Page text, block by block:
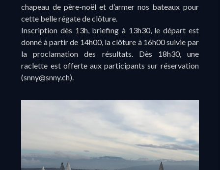
chapeau de père-noël et d’armer nos bateaux pour
cette belle régate de clôture.
Inscription dès 13h, briefing à 13h30, le départ est
donné à partir de 14h00, la clôture à 16h00 suivie par
la proclamation des résultats. Dès 18h30, une
raclette est offerte aux participants sur réservation
(snny@snny.ch).